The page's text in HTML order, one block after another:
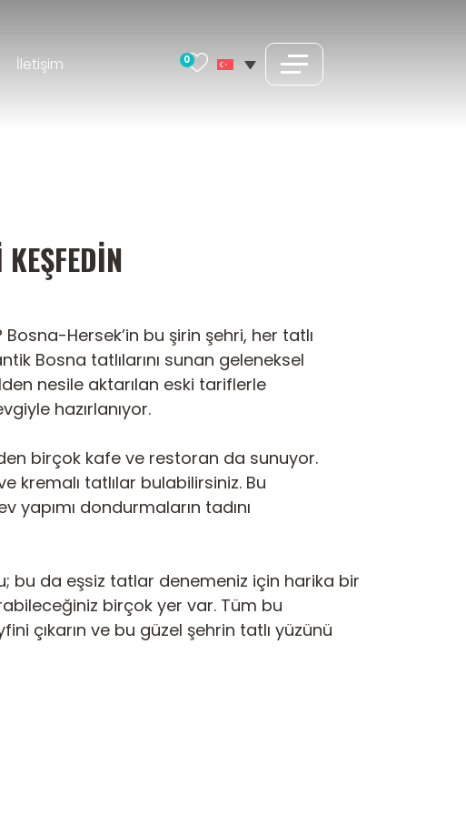
İletişim 0
Hersek’in bu şirin şehri, her tatlı
Bosna tatlılarını sunan geleneksel
nesile aktarılan eski tariflerle
hazırlanıyor.
birçok kafe ve restoran da sunuyor.
kremalı tatlılar bulabilirsiniz. Bu
dondurmaların tadını
bu da eşsiz tatlar denemeniz için harika bir
birçok yer var. Tüm bu
çıkarın ve bu güzel şehrin tatlı yüzünü